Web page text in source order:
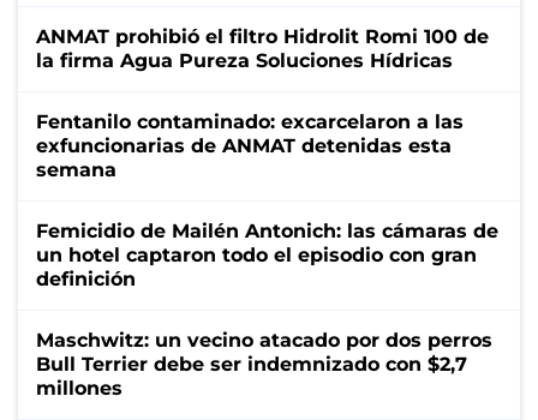
ANMAT prohibió el filtro Hidrolit Romi 100 de
la firma Agua Pureza Soluciones Hídricas
Fentanilo contaminado: excarcelaron a las
exfuncionarias de ANMAT detenidas esta
semana
Femicidio de Mailén Antonich: las cámaras de
un hotel captaron todo el episodio con gran
definición
Maschwitz: un vecino atacado por dos perros
Bull Terrier debe ser indemnizado con $2,7
millones